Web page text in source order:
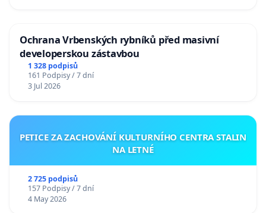
Ochrana Vrbenských rybníků před masivní
developerskou zástavbou
1 328 podpisů
161 Podpisy / 7 dní
3 Jul 2026
PETICE ZA ZACHOVÁNÍ KULTURNÍHO CENTRA STALIN
NA LETNÉ
2 725 podpisů
157 Podpisy / 7 dní
4 May 2026